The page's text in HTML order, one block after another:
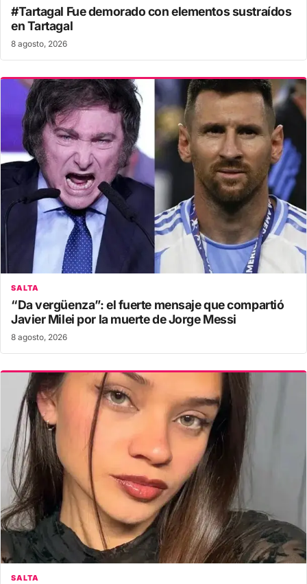
#Tartagal Fue demorado con elementos sustraídos
en Tartagal
8 agosto, 2026
SALTA
“Da vergüenza”: el fuerte mensaje que compartió
Javier Milei por la muerte de Jorge Messi
8 agosto, 2026
SALTA